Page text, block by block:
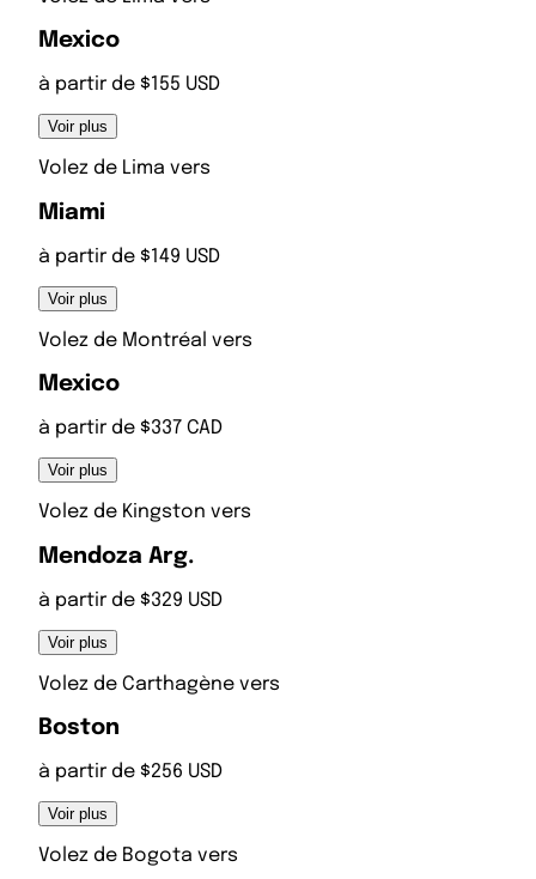
Mexico
à partir de $155 USD
Voir plus
Volez de Lima vers
Miami
à partir de $149 USD
Voir plus
Volez de Montréal vers
Mexico
à partir de $337 CAD
Voir plus
Volez de Kingston vers
Mendoza Arg.
à partir de $329 USD
Voir plus
Volez de Carthagène vers
Boston
à partir de $256 USD
Voir plus
Volez de Bogota vers